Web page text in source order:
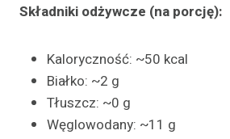
Składniki odżywcze (na porcję):
Kaloryczność: ~50 kcal
Białko: ~2 g
Tłuszcz: ~0 g
Węglowodany: ~11 g